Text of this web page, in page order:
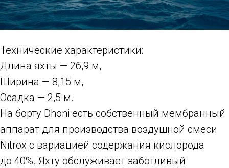
Технические характеристики:
Длина яхты — 26,9 м,
Ширина — 8,15 м,
Осадка — 2,5 м.
На борту Dhoni есть собственный мембранный
аппарат для производства воздушной смеси
Nitrox с вариацией содержания кислорода
до 40%. Яхту обслуживает заботливый